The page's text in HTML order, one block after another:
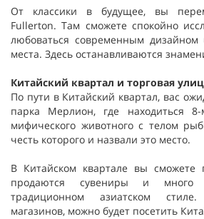
От классики в будущее, вы
Fullerton. Там сможете спокойно
любоваться современным дизайном
места. Здесь останавливаются
Китайский квартал и торговая
По пути в Китайский квартал, вас
парка Мерлион, где находиться 8-
мифического животного с телом
честь которого и назвали это место.
В Китайском квартале вы сможете
продаются сувениры и
традиционном азиатском
магазинов, можно будет посетить